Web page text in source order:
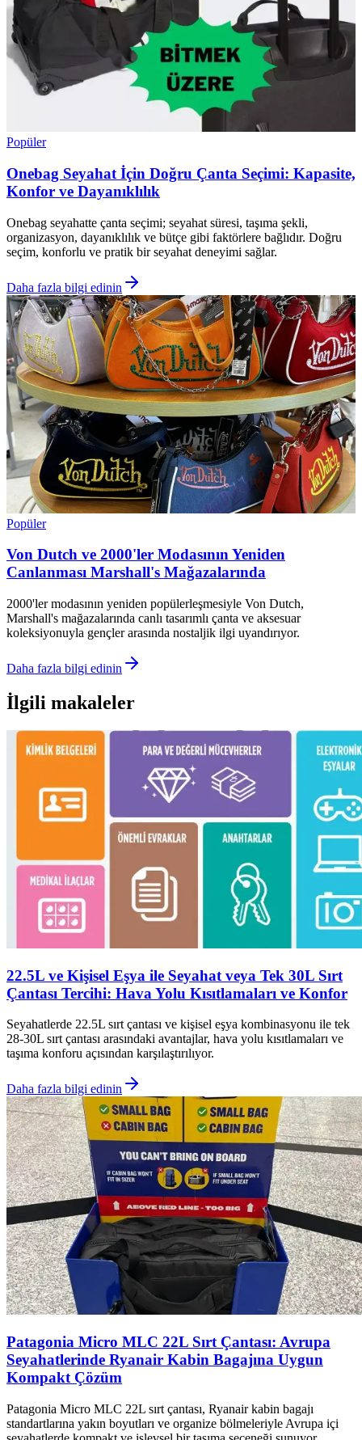
Popüler
Onebag Seyahat İçin Doğru Çanta Seçimi: Kapasite,
Konfor ve Dayanıklılık
Onebag seyahatte çanta seçimi; seyahat süresi, taşıma şekli,
organizasyon, dayanıklılık ve bütçe gibi faktörlere bağlıdır. Doğru
seçim, konforlu ve pratik bir seyahat deneyimi sağlar.
Daha fazla bilgi edinin
Popüler
Von Dutch ve 2000'ler Modasının Yeniden
Canlanması Marshall's Mağazalarında
2000'ler modasının yeniden popülerleşmesiyle Von Dutch,
Marshall's mağazalarında canlı tasarımlı çanta ve aksesuar
koleksiyonuyla gençler arasında nostaljik ilgi uyandırıyor.
Daha fazla bilgi edinin
İlgili makaleler
22.5L ve Kişisel Eşya ile Seyahat veya Tek 30L Sırt
Çantası Tercihi: Hava Yolu Kısıtlamaları ve Konfor
Seyahatlerde 22.5L sırt çantası ve kişisel eşya kombinasyonu ile tek
28-30L sırt çantası arasındaki avantajlar, hava yolu kısıtlamaları ve
taşıma konforu açısından karşılaştırılıyor.
Daha fazla bilgi edinin
Patagonia Micro MLC 22L Sırt Çantası: Avrupa
Seyahatlerinde Ryanair Kabin Bagajına Uygun
Kompakt Çözüm
Patagonia Micro MLC 22L sırt çantası, Ryanair kabin bagajı
standartlarına yakın boyutları ve organize bölmeleriyle Avrupa içi